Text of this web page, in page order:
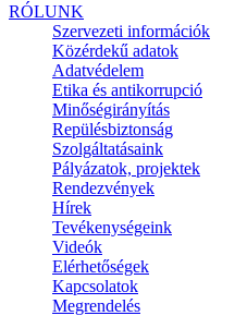
RÓLUNK
Szervezeti információk
Közérdekű adatok
Adatvédelem
Etika és antikorrupció
Minőségirányítás
Repülésbiztonság
Szolgáltatásaink
Pályázatok, projektek
Rendezvények
Hírek
Tevékenységeink
Videók
Elérhetőségek
Kapcsolatok
Megrendelés